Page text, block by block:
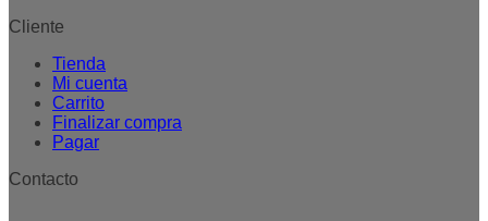
Cliente
Tienda
Mi cuenta
Carrito
Finalizar compra
Pagar
Contacto